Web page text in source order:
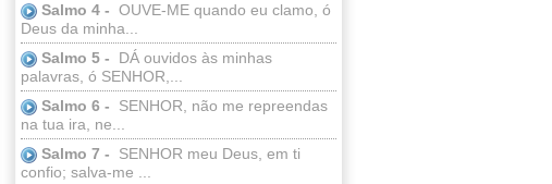
Salmo 4 - OUVE-ME quando eu clamo, ó
Deus da minha...
Salmo 5 -
DÁ ouvidos às minhas
palavras, ó SENHOR,...
Salmo 6 -
SENHOR, não me repreendas
na tua ira, ne...
Salmo 7 -
SENHOR meu Deus, em ti
confio; salva-me ...